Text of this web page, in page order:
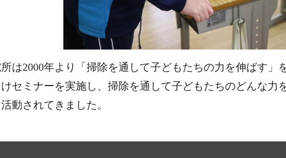
は2000年より「掃除を通して子どもたちの力を伸ばす」
セミナーを実施し、掃除を通して子どもたちのどんな
動されてきました。